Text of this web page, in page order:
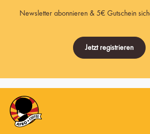
Newsletter abonnieren & 5€ Gutschein
Jetzt registrieren